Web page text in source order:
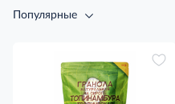
Популярные